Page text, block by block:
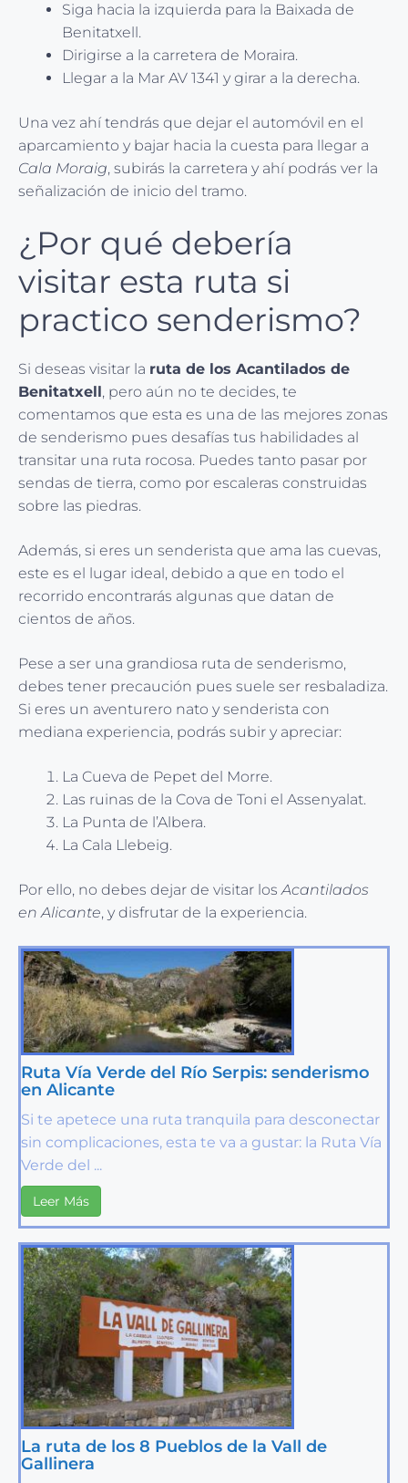
Siga hacia la izquierda para la Baixada de
Benitatxell.
Dirigirse a la carretera de Moraira.
Llegar a la Mar AV 1341 y girar a la derecha.
Una vez ahí tendrás que dejar el automóvil en el
aparcamiento y bajar hacia la cuesta para llegar a
Cala Moraig, subirás la carretera y ahí podrás ver la
señalización de inicio del tramo.
¿Por qué debería
visitar esta ruta si
practico senderismo?
Si deseas visitar la ruta de los Acantilados de
Benitatxell , pero aún no te decides, te
comentamos que esta es una de las mejores zonas
de senderismo pues desafías tus habilidades al
transitar una ruta rocosa. Puedes tanto pasar por
sendas de tierra, como por escaleras construidas
sobre las piedras.
Además, si eres un senderista que ama las cuevas,
este es el lugar ideal, debido a que en todo el
recorrido encontrarás algunas que datan de
cientos de años.
Pese a ser una grandiosa ruta de senderismo,
debes tener precaución pues suele ser resbaladiza.
Si eres un aventurero nato y senderista con
mediana experiencia, podrás subir y apreciar:
La Cueva de Pepet del Morre.
Las ruinas de la Cova de Toni el Assenyalat.
La Punta de l’Albera.
La Cala Llebeig.
Por ello, no debes dejar de visitar losAcantilados
en Alicante, y disfrutar de la experiencia.
Ruta Vía Verde del Río Serpis: senderismo
en Alicante
Si te apetece una ruta tranquila para desconectar
sin complicaciones, esta te va a gustar: la Ruta Vía
Verde del ...
Leer Más
La ruta de los 8 Pueblos de la Vall de
Gallinera